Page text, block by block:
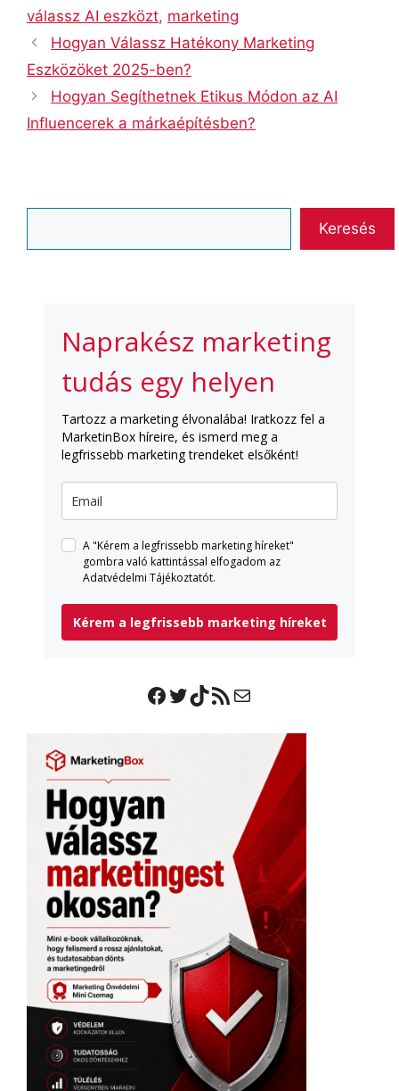
válassz AI eszközt, marketing
Hogyan Válassz Hatékony Marketing
Eszközöket 2025-ben?
Hogyan Segíthetnek Etikus Módon az AI
Influencerek a márkaépítésben?
Keresés
Naprakész marketing
tudás egy helyen
Tartozz a marketing élvonalába! Iratkozz fel a
MarketinBox híreire, és ismerd meg a
legfrissebb marketing trendeket elsőként!
A "Kérem a legfrissebb marketing híreket"
gombra való kattintással elfogadom az
Adatvédelmi Tájékoztatót.
Kérem a legfrissebb marketing híreket
Facebook
Twitter
TikTok
RSS Feed
Mail